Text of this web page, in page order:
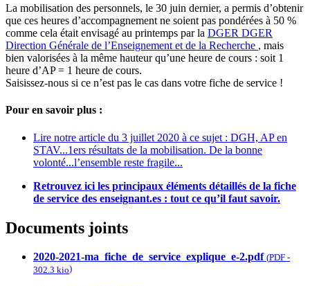
La mobilisation des personnels, le 30 juin dernier, a permis d’obtenir
que ces heures d’accompagnement ne soient pas pondérées à 50 %
comme cela était envisagé au printemps par la DGER DGER
Direction Générale de l’Enseignement et de la Recherche , mais
bien valorisées à la même hauteur qu’une heure de cours : soit 1
heure d’AP = 1 heure de cours.
Saisissez-nous si ce n’est pas le cas dans votre fiche de service !
Pour en savoir plus :
Lire notre article du 3 juillet 2020 à ce sujet : DGH, AP en
STAV...1ers résultats de la mobilisation. De la bonne
volonté...l’ensemble reste fragile...
Retrouvez ici les principaux éléments détaillés de la fiche
de service des enseignant.es : tout ce qu’il faut savoir.
Documents joints
2020-2021-ma_fiche_de_service_explique_e-2.pdf (PDF -
302.3 kio)